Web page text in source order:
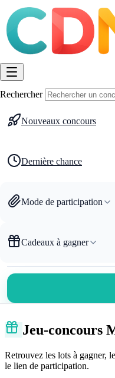
Rechercher
Nouveaux concours
Dernière chance
Mode de participation
Cadeaux à gagner
Jeu-concours
Retrouvez les lots à gagner,
le lien de participation.